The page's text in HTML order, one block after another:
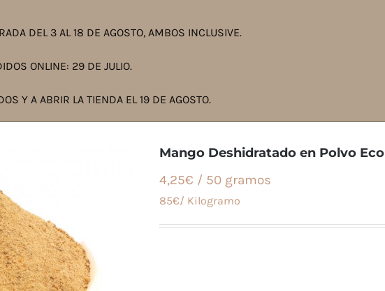
DEL 3 AL 18 DE AGOSTO, AMBOS INCLUSIVE.
ONLINE: 29 DE JULIO.
Y A ABRIR LA TIENDA EL 19 DE AGOSTO.
Mango Deshidratado en Polvo Eco
4,25€ / 50 gramos
85€/ Kilogramo